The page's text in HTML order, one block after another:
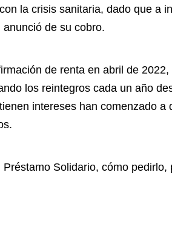
la crisis sanitaria, dado que a
de su cobro.
de renta en abril de 2022,
los reintegros cada un año
intereses han comenzado a
Solidario, cómo pedirlo,